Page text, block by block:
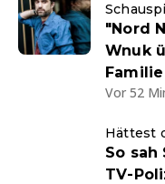
"Nord
Wnuk
Familie
Vor 52
Hättest
So
TV-